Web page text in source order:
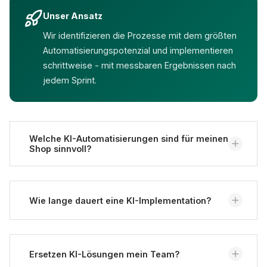
Unser Ansatz
Wir identifizieren die Prozesse mit dem größten
Automatisierungspotenzial und implementieren
schrittweise - mit messbaren Ergebnissen nach
jedem Sprint.
Welche KI-Automatisierungen sind für meinen
Shop sinnvoll?
Das hängt von Ihrer Situation ab. Produkttexte und
Datenanreicherung sind oft gute Startpunkte. Eine
Wie lange dauert eine KI-Implementation?
Erste Ergebnisse sind oft nach 2-4 Wochen sichtbar.
Komplexere Automatisierungen wie intelligente
Ersetzen KI-Lösungen mein Team?